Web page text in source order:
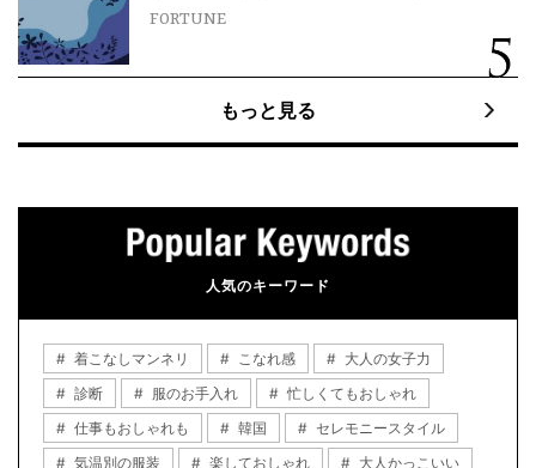
FORTUNE
もっと見る
人気のキーワード
着こなしマンネリ こなれ感
大人の女子力
診断
服のお手入れ
忙しくてもおしゃれ
仕事もおしゃれも
韓国
セレモニースタイル
気温別の服装
楽しておしゃれ 大人かっこいい